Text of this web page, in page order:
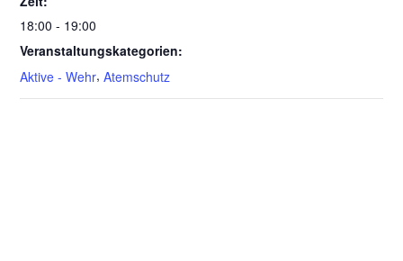
18:00 - 19:00
Veranstaltungskategorien:
Aktive - Wehr, Atemschutz